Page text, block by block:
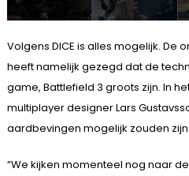
Volgens DICE is alles mogelijk. De
heeft namelijk gezegd dat de
game, Battlefield 3 groots zijn. In
multiplayer designer Lars
aardbevingen mogelijk zouden zijn.
“We kijken momenteel nog naar